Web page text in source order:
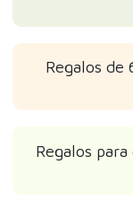
Regalos de
Regalos